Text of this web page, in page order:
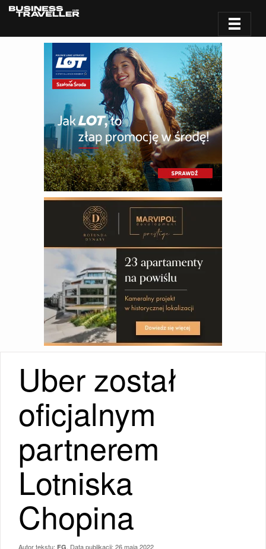
Uber został
oficjalnym
partnerem
Lotniska
Chopina
Autor tekstu: FG , Data publikacji: 26 maja 2022